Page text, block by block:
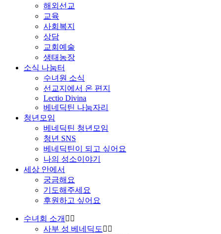
해외선교
교육
사회복지
상담
교회예술
생태농장
소식 나눔터
수녀원 소식
선교지에서 온 편지
Lectio Divina
베네딕틴 나눔자리
청년모임
베네딕틴 청년모임
청년 SNS
베네딕틴이 되고 싶어요
나의 성소이야기
세상 안에서
궁금해요
기도해주세요
후원하고 싶어요
수녀회 소개
사부 성 베네딕도